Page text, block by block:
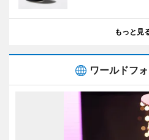
もっと見
ワールドフ